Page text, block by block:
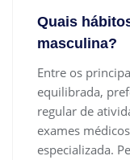
Quais
masculina?
Entre os
equilibrada,
regular de
exames
especializada.